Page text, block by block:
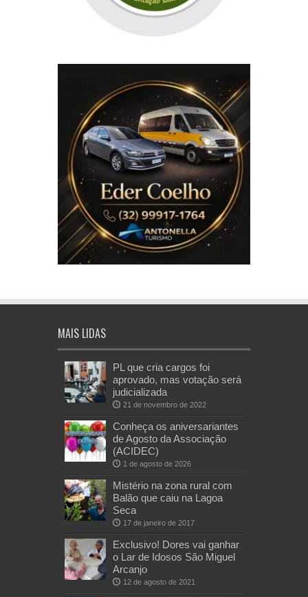
MAIS LIDAS
PL que cria cargos foi
aprovado, mas votação será
judicializada
21 de novembro de 2022
Conheça os aniversariantes
de Agosto da Associação
(ACIDEC)
1 de agosto de 2026
Mistério na zona rural com
Balão que caiu na Lagoa
Seca
17 de janeiro de 2017
Exclusivo! Dores vai ganhar
o Lar de Idosos São Miguel
Arcanjo
12 de agosto de 2021